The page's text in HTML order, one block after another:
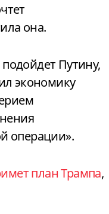
она.
Путину,
экономику
операции».
план Трампа,